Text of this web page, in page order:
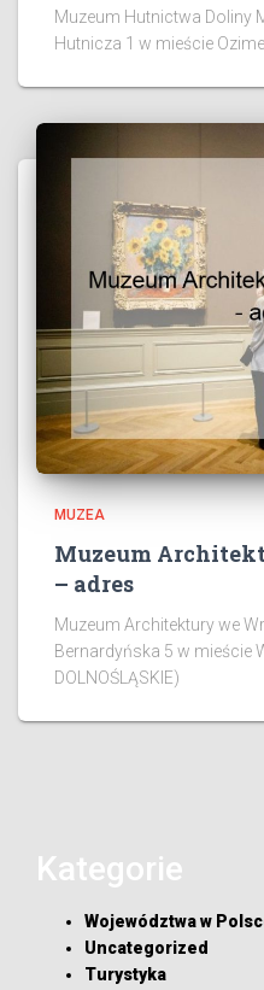
Muzeum Hutnictwa Doliny
Hutnicza 1 w mieście
MUZEA
Muzeum
– adres
Muzeum Architektury we
Bernardyńska 5 w mieście
DOLNOŚLĄSKIE)
Kategorie
Województwa w
Uncategorized
Turystyka